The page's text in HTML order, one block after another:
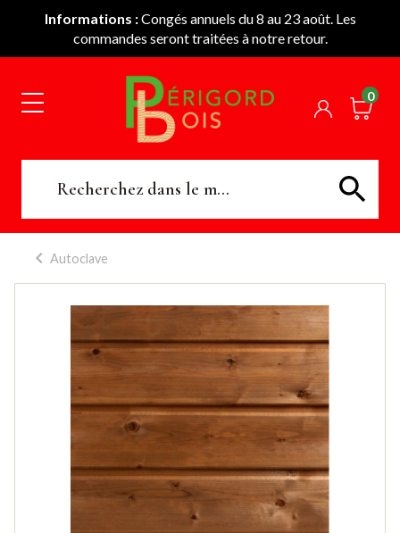
Informations :Congés annuels du 8 au 23 août. Les
commandes seront traitées à notre retour.
0
Autoclave